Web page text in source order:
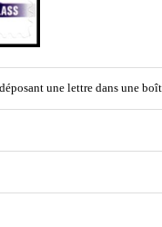
une lettre dans une